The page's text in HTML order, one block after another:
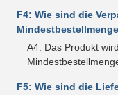
F4: Wie sind die
A4: Das Produkt
F5: Wie sind die